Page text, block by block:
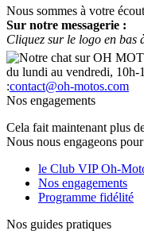
Nous sommes à votre
Sur notre messagerie :
Cliquez sur le logo en bas
du lundi au vendredi, 10h-
:contact@oh-motos.com
Nos engagements
Cela fait maintenant plus
Nous nous engageons
le Club VIP Oh-
Nos engagements
Programme fidélité
Nos guides pratiques